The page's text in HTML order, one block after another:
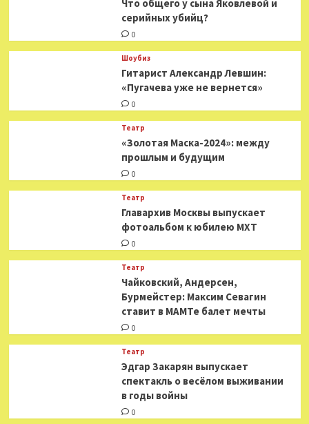
Что общего у сына Яковлевой и
серийных убийц?
0
Шоубиз
Гитарист Александр Левшин:
«Пугачева уже не вернется»
0
Театр
«Золотая Маска-2024»: между
прошлым и будущим
0
Театр
​​Главархив Москвы выпускает
фотоальбом к юбилею МХТ
0
Театр
​​Чайковский, Андерсен,
Бурмейстер: Максим Севагин
ставит в МАМТе балет мечты
0
Театр
Эдгар Закарян выпускает
спектакль о весёлом выживании
в годы войны
0